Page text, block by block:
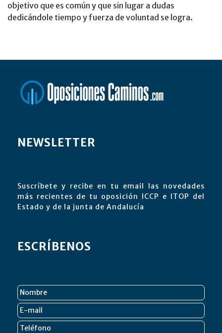
objetivo que es común y que sin lugar a dudas
dedicándole tiempo y fuerza de voluntad se logra.​
NEWSLETTER
Suscríbete y recibe en tu email las novedades
más recientes de tu oposición ICCP e ITOP del
Estado y de la junta de Andalucía
ESCRÍBENOS